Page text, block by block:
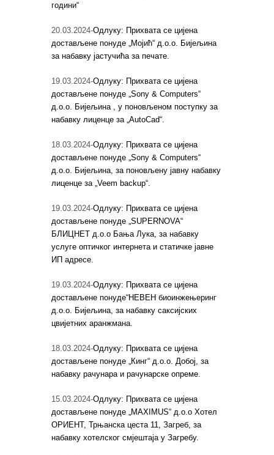
години“
20.03.2024-Одлуку: Прихвата се цијена
достављене понуде „Мојић“ д.о.о. Бијељина
за набавку јастучића за печате.
19.03.2024-Одлуку: Прихвата се цијена
достављене понуде „Sony & Computers“
д.о.о. Бијељина , у поновљеном поступку за
набавку лиценце за „AutoCad“.
18.03.2024-Одлуку: Прихвата се цијена
достављене понуде „Sony & Computers“
д.о.о. Бијељина, за поновљену јавну набавку
лиценце за „Veem backup“.
19.03.2024-Одлуку: Прихвата се цијена
достављене понуде „SUPERNOVA“
БЛИЦНЕТ д.о.о Бања Лука, за набавку
услуге оптичког интернета и статичке јавне
ИП адресе.
19.03.2024-Одлуку: Прихвата се цијена
достављене понуде“НЕВЕН биоинжењеринг
д.о.о. Бијељина, за набавку саксијских
цвијетних аранжмана.
18.03.2024-Одлуку: Прихвата се цијена
достављене понуде „Кинг“ д.о.о. Добој, за
набавку рачунара и рачунарске опреме.
15.03.2024-Одлуку: Прихвата се цијена
достављене понуде „MAXIMUS“ д.о.о Хотел
ОРИЕНТ, Трњанска цеста 11, Загреб, за
набавку хотелског смјештаја у Загребу.